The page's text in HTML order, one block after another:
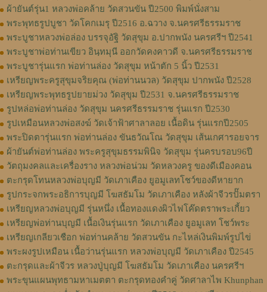
ผ้ายันต์รุ่น1 หลวงพ่อคล้าย วัดสวนขัน ปี2500 พิมพ์นั่งสาม
พระพุทธรูปบูชา วัดโคกเมรุ ปี2516 อ.ฉวาง จ.นครศรีธรรมราช
พระบูชาหลวงพ่อล่อง บรรจุอัฐิ วัดสุขุม อ.ปากพนัง นครศรีฯ ปี2541
พระบูชาพ่อท่านเขียว อินฺทมุนี ออกวัดคงคาวดี จ.นครศรีธรรมราช
พระบูชารุ่นแรก พ่อท่านล่อง วัดสุขุม หน้าตัก 5 นิ้ว ปี2531
เหรียญพระครูสุขุมจริยคุณ (พ่อท่านนวล) วัดสุขุม ปากพนัง ปี2528
เหรียญพระพุทธรูปยายม่วง วัดสุขุม ปี2531 จ.นครศรีธรรมราช
รูปหล่อพ่อท่านล่อง วัดสุขุม นครศรีธรรมราช รุ่นแรก ปี2530
รูปเหมือนหลวงพ่อสงฆ์ วัดเจ้าฟ้าศาลาลอย เนื้อดิน รุ่นแรกปี2505
พระปิดตารุ่นแรก พ่อท่านล่อง ขันธวัณโณ วัดสุขุม เส้นเกศารอยจาร
ผ้ายันต์พ่อท่านล่อง พระครูสุขุมธรรมพินิจ วัดสุขุม รุ่นครบรอบ96ปี
วัตถุมงคลและเครื่องราง หลวงพ่อน่วม วัดหลวงครู ของดีเมืองคอน
ตะกรุดโทนหลวงพ่อบุญมี วัดเภาเคือง ยูอมูเลทโชว์ของดีหายาก
รูปกระจกพระอธิการบุญมี โฆสธัมโม วัดเภาเคือง หลังผ้าจีวรปั๊มตรา
เหรียญหลวงพ่อบุญมี รุ่นหนึ่ง เนื้อทองแดงผิวไฟโค๊ดตราพระเกี้ยว
เหรียญพ่อท่านบุญมี เนื้อเงินรุ่นแรก วัดเภาเคือง ยูอมูเลท โชว์พระ
เหรียญเกลียวเชือก พ่อท่านคล้าย วัดสวนขัน กะไหล่เงินพิมพ์รูปไข่
พระผงรูปเหมือน เนื้อว่านรุ่นแรก หลวงพ่อบุญมี วัดเภาเคือง ปี2545
ตะกรุดและผ้าจีวร หลวงปู่บุญมี โฆสธัมโม วัดเภาเคือง นครศรีฯ
พระขุนแผนพุทธามหาเมตตา ตะกรุดทองคำคู่ วัดศาลาไพ Khunphan